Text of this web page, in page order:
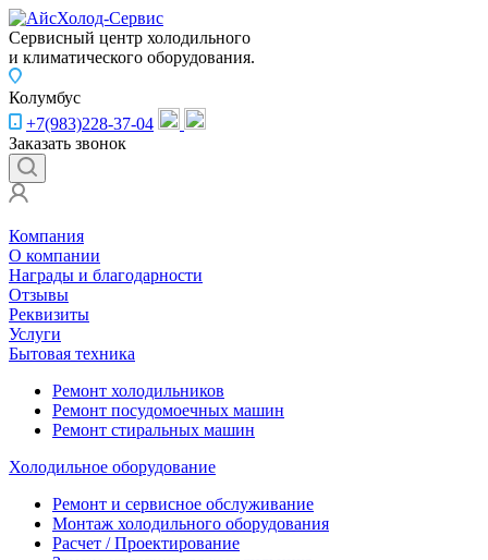
Сервисный центр холодильного
и климатического оборудования.
Колумбус
+7(983)228-37-04
Заказать звонок
Компания
О компании
Награды и благодарности
Отзывы
Реквизиты
Услуги
Бытовая техника
Ремонт холодильников
Ремонт посудомоечных машин
Ремонт стиральных машин
Холодильное оборудование
Ремонт и сервисное обслуживание
Монтаж холодильного оборудования
Расчет / Проектирование